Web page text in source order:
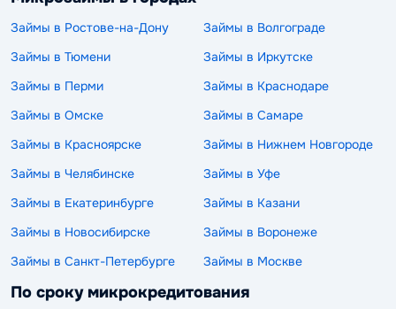
Займы в Ростове-на-Дону
Займы в Волгограде
Займы в Тюмени
Займы в Иркутске
Займы в Перми
Займы в Краснодаре
Займы в Омске
Займы в Самаре
Займы в Красноярске
Займы в Нижнем Новгороде
Займы в Челябинске
Займы в Уфе
Займы в Екатеринбурге
Займы в Казани
Займы в Новосибирске
Займы в Воронеже
Займы в Санкт-Петербурге
Займы в Москве
По сроку микрокредитования